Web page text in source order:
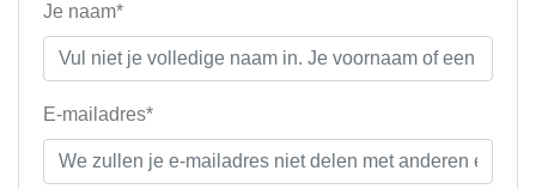
Je naam*
E-mailadres*